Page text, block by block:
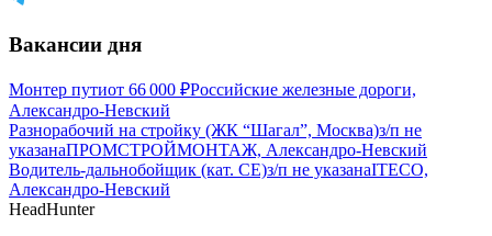
Вакансии дня
Монтер путиот 66 000 ₽Российские железные дороги,
Александро-Невский
Разнорабочий на стройку (ЖК “Шагал”, Москва)з/п не
указанаПРОМСТРОЙМОНТАЖ, Александро-Невский
Водитель-дальнобойщик (кат. CE)з/п не указанаITECO,
Александро-Невский
HeadHunter